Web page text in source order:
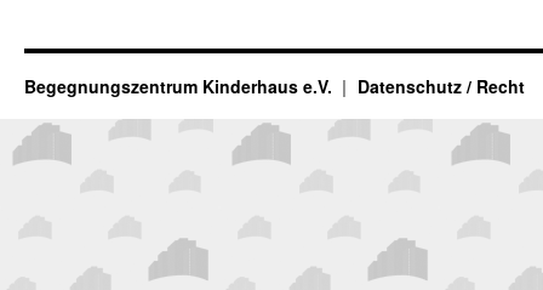
Begegnungszentrum Kinderhaus e.V. Datenschutz / Recht